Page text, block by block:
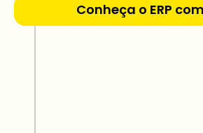
Conheça o ERP